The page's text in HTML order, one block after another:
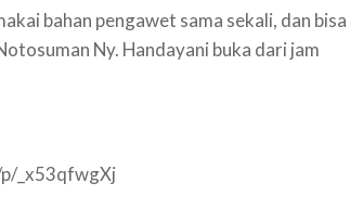
bahan pengawet sama sekali, dan bisa
Ny. Handayani buka dari jam
_x53qfwgXj